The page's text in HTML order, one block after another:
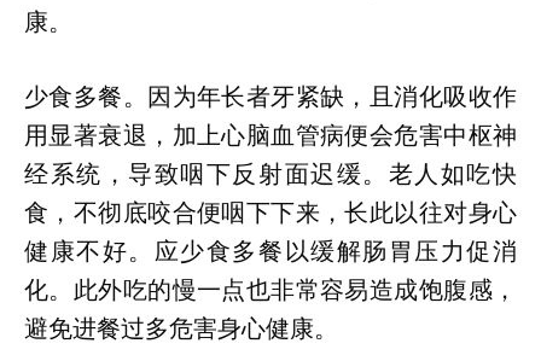
康。
少食多餐。因为年长者牙紧缺，且消化吸收作
用显著衰退，加上心脑血管病便会危害中枢神
经系统，导致咽下反射面迟缓。老人如吃快
食，不彻底咬合便咽下下来，长此以往对身心
健康不好。应少食多餐以缓解肠胃压力促消
化。此外吃的慢一点也非常容易造成饱腹感，
避免进餐过多危害身心健康。